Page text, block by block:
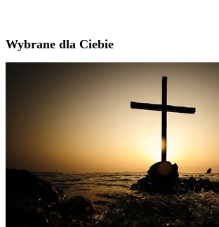
Wybrane dla Ciebie